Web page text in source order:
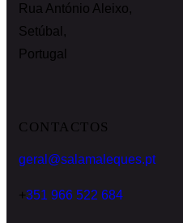
Rua António Aleixo,
Setúbal,
Portugal
CONTACTOS
geral@salamaleques.pt
+351 966 522 684